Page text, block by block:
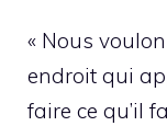
« Nous
endroit qui
faire ce qu’il